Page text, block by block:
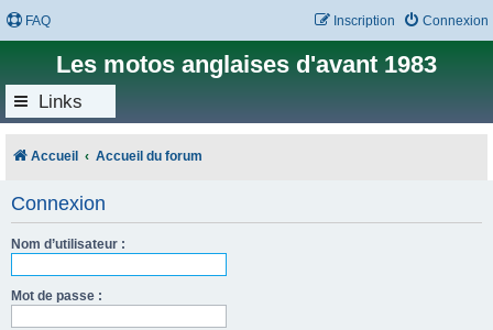
FAQ Connexion
Inscription
Les motos anglaises d'avant 1983
Links
Accueil Accueil du forum
Connexion
Nom d’utilisateur :
Mot de passe :